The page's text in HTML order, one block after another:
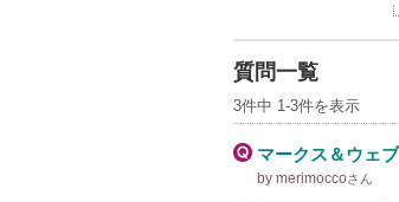
質問一覧
3件中 1-3件を表示
マークス＆ウェブ
by merimoccoさん